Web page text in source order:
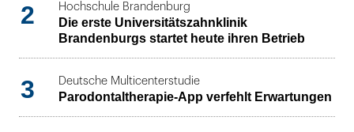
2
Hochschule Brandenburg
Die erste Universitätszahnklinik
Brandenburgs startet heute ihren Betrieb
3 Deutsche Multicenterstudie
Parodontaltherapie-App verfehlt Erwartungen